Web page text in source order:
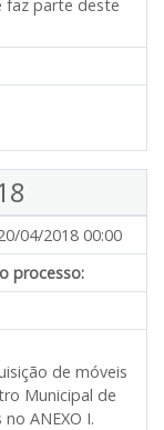
faz parte deste
04/2018 00:00
processo:
de móveis
Municipal de
ANEXO I.